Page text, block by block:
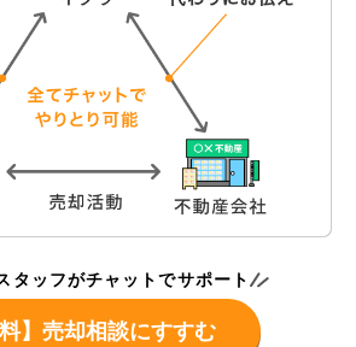
タッフがチャットでサポート
料】売却相談にすすむ